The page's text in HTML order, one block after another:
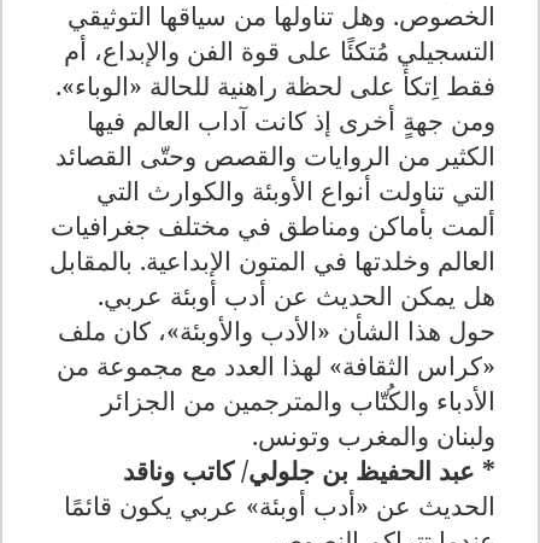
الخصوص. وهل تناولها من سياقها التوثيقي
التسجيلي مُتكئًا على قوة الفن والإبداع، أم
فقط اِتكأ على لحظة راهنية للحالة «الوباء».
ومن جهةٍ أخرى إذ كانت آداب العالم فيها
الكثير من الروايات والقصص وحتّى القصائد
التي تناولت أنواع الأوبئة والكوارث التي
ألمت بأماكن ومناطق في مختلف جغرافيات
العالم وخلدتها في المتون الإبداعية. بالمقابل
هل يمكن الحديث عن أدب أوبئة عربي.
حول هذا الشأن «الأدب والأوبئة»، كان ملف
«كراس الثقافة» لهذا العدد مع مجموعة من
الأدباء والكُتّاب والمترجمين من الجزائر
ولبنان والمغرب وتونس.
* عبد الحفيظ بن جلولي/ كاتب وناقد
الحديث عن «أدب أوبئة» عربي يكون قائمًا